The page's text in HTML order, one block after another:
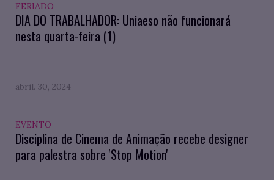
FERIADO
DIA DO TRABALHADOR: Uniaeso não funcionará
nesta quarta-feira (1)
abril. 30, 2024
EVENTO
Disciplina de Cinema de Animação recebe designer
para palestra sobre 'Stop Motion'